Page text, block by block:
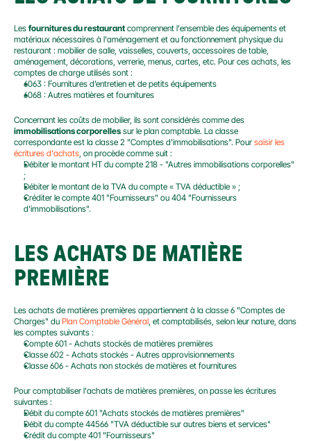
Les fournitures du restaurant comprennent l'ensemble des équipements et
matériaux nécessaires à l'aménagement et au fonctionnement physique du
restaurant : mobilier de salle, vaisselles, couverts, accessoires de table,
aménagement, décorations, verrerie, menus, cartes, etc. Pour ces achats, les
comptes de charge utilisés sont :
6063 : Fournitures d’entretien et de petits équipements
6068 : Autres matières et fournitures
immobilisations corporelles sur le plan comptable. La classe
correspondante est la classe 2 "Comptes d'immobilisations". Pour saisir les
écritures d'achats, on procède comme suit :
Débiter le montant HT du compte 218 - "Autres immobilisations corporelles"
;
Débiter le montant de la TVA du compte « TVA déductible » ;
Créditer le compte 401 "Fournisseurs" ou 404 "Fournisseurs
d'immobilisations".
LES ACHATS DE MATIÈRE
PREMIÈRE
Les achats de matières premières appartiennent à la classe 6 "Comptes de
Charges" du Plan Comptable Général, et comptabilisés, selon leur nature, dans
les comptes suivants :
Compte 601 - Achats stockés de matières premières
Classe 602 - Achats stockés - Autres approvisionnements
Classe 606 - Achats non stockés de matières et fournitures
Pour comptabiliser l'achats de matières premières, on passe les écritures
suivantes :
Débit du compte 601 "Achats stockés de matières premières"
Débit du compte 44566 "TVA déductible sur autres biens et services"
Crédit du compte 401 "Fournisseurs"